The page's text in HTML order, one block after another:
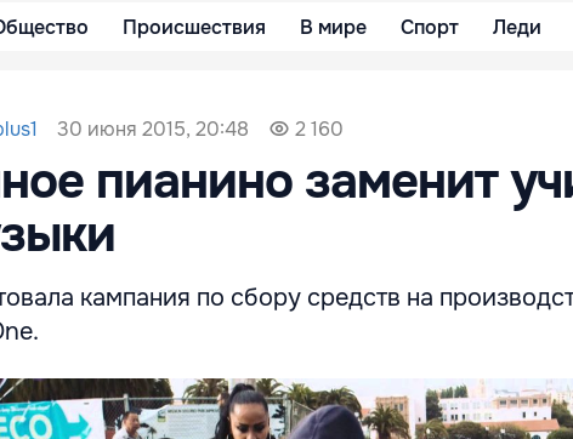
Происшествия В мире Спорт Леди
30 июня 2015, 20:48 2 160
пианино заменит
кампания по сбору средств на